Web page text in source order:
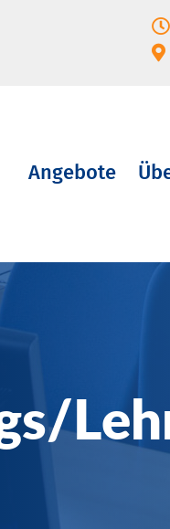
Navigation
Angebote